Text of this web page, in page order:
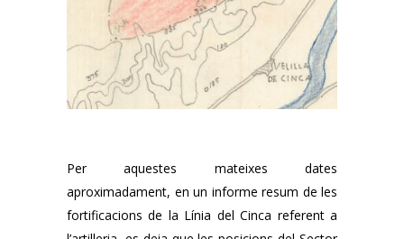
Per aquestes mateixes dates
aproximadament, en un informe resum de les
fortificacions de la Línia del Cinca referent a